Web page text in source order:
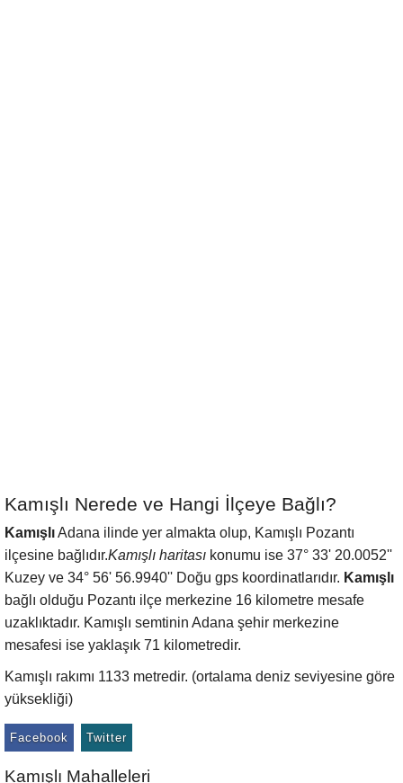
Kamışlı Nerede ve Hangi İlçeye Bağlı?
KamışlıAdana ilinde yer almakta olup, Kamışlı Pozantı
ilçesine bağlıdır.Kamışlı haritası konumu ise 37° 33' 20.0052''
Kuzey ve 34° 56' 56.9940'' Doğu gps koordinatlarıdır. Kamışlı
bağlı olduğu Pozantı ilçe merkezine 16 kilometre mesafe
uzaklıktadır. Kamışlı semtinin Adana şehir merkezine
mesafesi ise yaklaşık 71 kilometredir.
Kamışlı rakımı 1133 metredir. (ortalama deniz seviyesine göre
yüksekliği)
Facebook Twitter
Kamışlı Mahalleleri